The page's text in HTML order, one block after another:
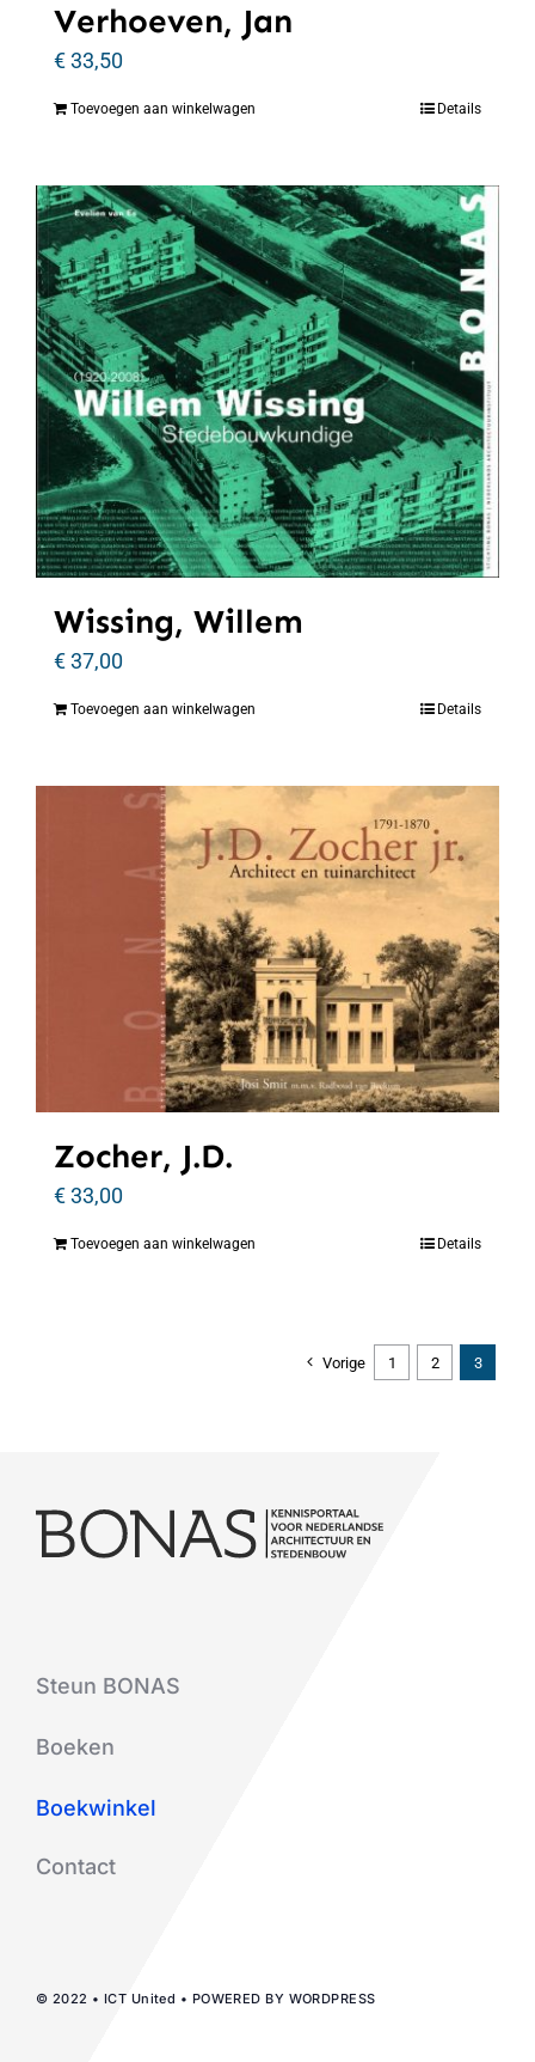
Verhoeven, Jan
€33,50
Toevoegen aan winkelwagen Details
Wissing, Willem
€37,00
Toevoegen aan winkelwagen Details
Zocher, J.D.
€33,00
Toevoegen aan winkelwagen Details
Vorige 1 2 3
Steun BONAS
Boeken
Boekwinkel
Contact
© 2022 • ICT United • POWERED BY WORDPRESS